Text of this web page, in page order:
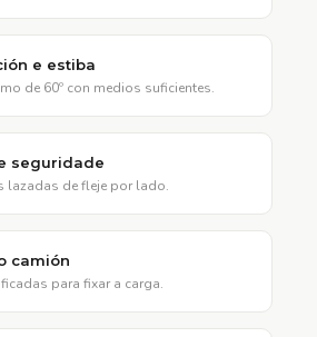
e estiba
de 60º con medios suficientes.
seguridade
lazadas de fleje por lado.
camión
para fixar a carga.